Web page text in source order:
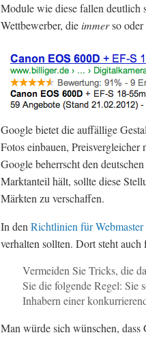
Module wie diese fallen deutlich
Wettbewerber, dieimmerso oder
Google bietet die auffällige
Fotos einbauen,
Google beherrscht den
Marktanteil hält, sollte diese
Märkten zu verschaffen.
In den Richtlinien für Webmaster
verhalten sollten. Dort steht
Vermeiden Sie Tricks, die
Sie die folgende Regel: Sie
Inhabern einer
Man würde sich wünschen, dass